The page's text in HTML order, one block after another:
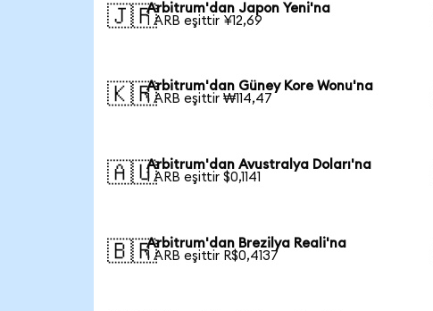
🇯🇵Arbitrum'dan Japon Yeni'na
1 ARB eşittir ¥12,69
🇰🇷Arbitrum'dan Güney Kore Wonu'na
1 ARB eşittir ₩114,47
🇦🇺Arbitrum'dan Avustralya Doları'na
1 ARB eşittir $0,1141
🇧🇷Arbitrum'dan Brezilya Reali'na
1 ARB eşittir R$0,4137